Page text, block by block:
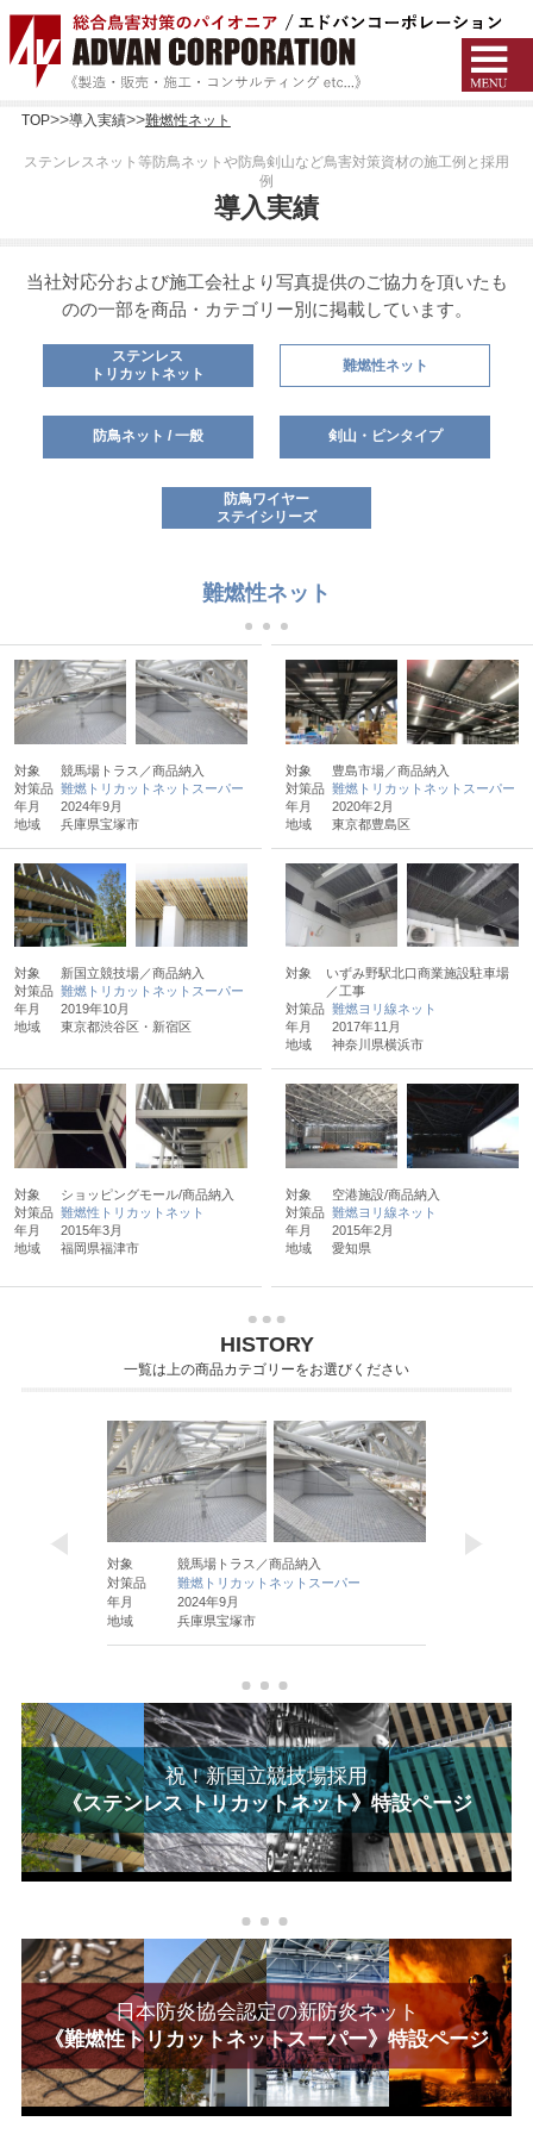
TOP 導入実績 難燃性ネット
ステンレスネット等防鳥ネットや防鳥剣山など鳥害対策資材の施工例と採用
例
導入実績
当社対応分および施工会社より写真提供のご協力を頂いたも
のの一部を商品・カテゴリー別に掲載しています。
ステンレス
トリカットネット
難燃性ネット
防鳥ネット / 一般 剣山・ピンタイプ
防鳥ワイヤー
ステイシリーズ
難燃性ネット
対象
競馬場トラス／商品納入
対策品 難燃トリカットネットスーパー
年月
2024年9月
地域
兵庫県宝塚市
対象
豊島市場／商品納入
対策品 難燃トリカットネットスーパー
年月
2020年2月
地域
東京都豊島区
対象
新国立競技場／商品納入
対策品 難燃トリカットネットスーパー
年月
2019年10月
地域
東京都渋谷区・新宿区
対象
いずみ野駅北口商業施設駐車場
／工事
対策品 難燃ヨリ線ネット
年月
2017年11月
地域
神奈川県横浜市
対象
ショッピングモール/商品納入
対策品 難燃性トリカットネット
年月
2015年3月
地域
福岡県福津市
対象
空港施設/商品納入
対策品 難燃ヨリ線ネット
年月
2015年2月
地域
愛知県
HISTORY
一覧は上の商品カテゴリーをお選びください
対象
競馬場トラス／商品納入
対策品
難燃トリカットネットスーパー
年月
2024年9月
地域
兵庫県宝塚市
祝！新国立競技場採用
《ステンレス トリカットネット》特設ページ
日本防炎協会認定の新防炎ネット
《難燃性トリカットネットスーパー》特設ページ